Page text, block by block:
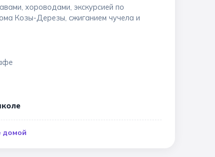
хороводами, экскурсией по
Козы-Дерезы, сжиганием чучела и
домой